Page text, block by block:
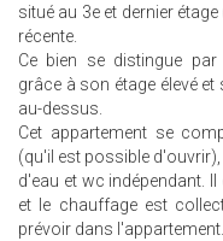
situé au 3e et dernier
récente.
Ce bien se distingue par
grâce à son étage élevé
au-dessus.
Cet appartement se
(qu'il est possible
d'eau et wc indépendant.
et le chauffage est
prévoir dans l'appartement.